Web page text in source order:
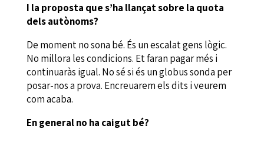
I la proposta que s’ha llançat sobre la quota
dels autònoms?
De moment no sona bé. És un escalat gens lògic.
No millora les condicions. Et faran pagar més i
continuaràs igual. No sé si és un globus sonda per
posar-nos a prova. Encreuarem els dits i veurem
com acaba.
En general no ha caigut bé?